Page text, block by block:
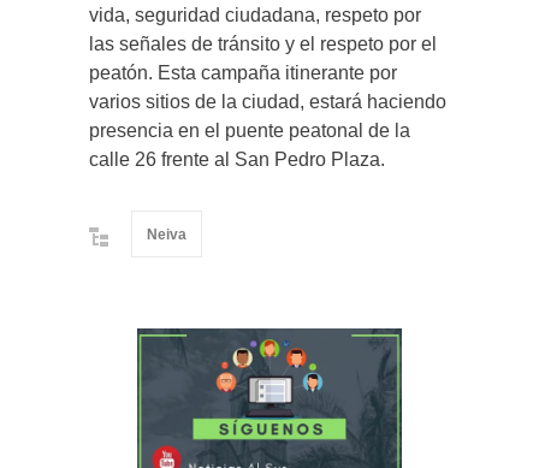
vida, seguridad ciudadana, respeto por
las señales de tránsito y el respeto por el
peatón. Esta campaña itinerante por
varios sitios de la ciudad, estará haciendo
presencia en el puente peatonal de la
calle 26 frente al San Pedro Plaza.
Neiva